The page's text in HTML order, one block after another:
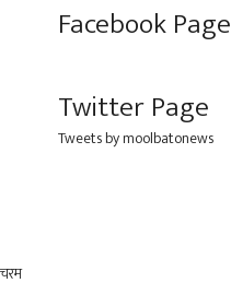
Facebook Page
Twitter Page
Tweets by moolbatonews